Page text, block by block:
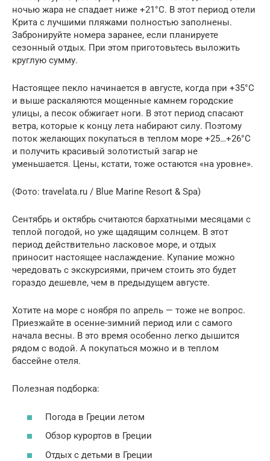
ночью жара не спадает ниже +21°C. В этот период отели
Крита с лучшими пляжами полностью заполнены.
Забронируйте номера заранее, если планируете
сезонный отдых. При этом приготовьтесь выложить
круглую сумму.
Настоящее пекло начинается в августе, когда при +35°С
и выше раскаляются мощенные камнем городские
улицы, а песок обжигает ноги. В этот период спасают
ветра, которые к концу лета набирают силу. Поэтому
поток желающих покупаться в теплом море +25…+26°С
и получить красивый золотистый загар не
уменьшается. Цены, кстати, тоже остаются «на уровне».
(Фото: travelata.ru / Blue Marine Resort & Spa)
Сентябрь и октябрь считаются бархатными месяцами с
теплой погодой, но уже щадящим солнцем. В этот
период действительно ласковое море, и отдых
приносит настоящее наслаждение. Купание можно
чередовать с экскурсиями, причем стоить это будет
гораздо дешевле, чем в предыдущем августе.
Хотите на море с ноября по апрель — тоже не вопрос.
Приезжайте в осенне-зимний период или с самого
начала весны. В это время особенно легко дышится
рядом с водой. А покупаться можно и в теплом
бассейне отеля.
Полезная подборка:
Погода в Греции летом
Обзор курортов в Греции
Отдых с детьми в Греции